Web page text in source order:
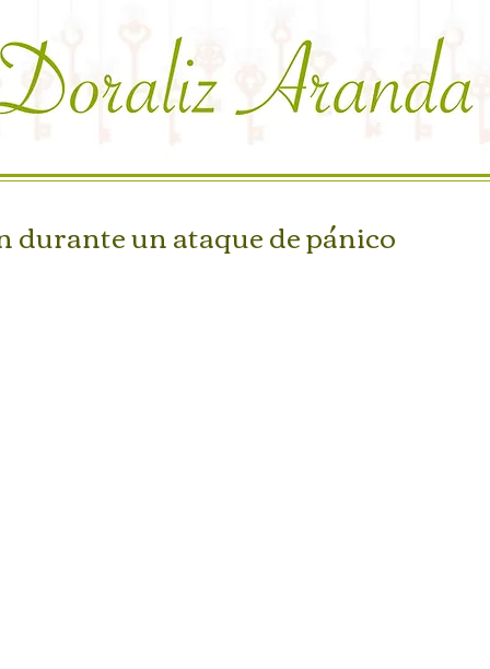
durante un ataque de pánico